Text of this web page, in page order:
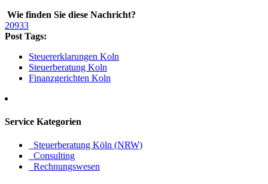
Wie finden Sie diese Nachricht?
20933
Post Tags:
Steuererklarungen Koln
Steuerberatung Koln
Finanzgerichten Koln
Service Kategorien
Steuerberatung Köln (NRW)
Consulting
Rechnungswesen